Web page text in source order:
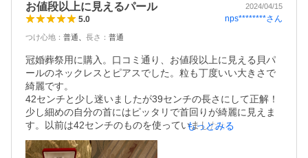
お値段以上に見えるパール 2024/04/15
5.0 nps********さん
つけ心地 ： 普通 長さ ： 普通
冠婚葬祭用に購入。口コミ通り、お値段以上に見える貝パ
ールのネックレスとピアスでした。粒も丁度いい大きさで
綺麗です。
42センチと少し迷いましたが39センチの長さにして正解！
少し細めの自分の首にはピッタリで首回りが綺麗に見えま
す。以前は42センチのものを使っていましたが少し長めだ
ったのが気になっていたので...。ネックレスの付け心地も
ピアスの付け心地も特に問題無いです。
もっとみる